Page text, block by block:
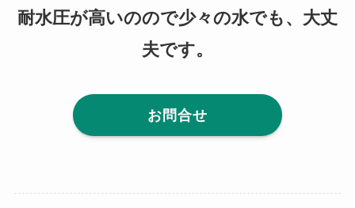
耐水圧が高いのので少々の水でも、大丈
夫です。
お問合せ